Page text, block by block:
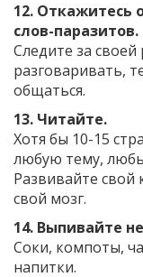
12. Откажитесь
слов-паразитов.
Следите за
разговаривать,
общаться.
13. Читайте.
Хотя бы 10-15
любую тему,
Развивайте свой
свой мозг.
14. Выпивайте
Соки, компоты,
напитки.